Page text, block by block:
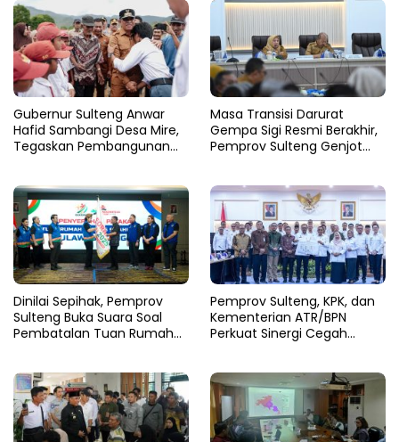
Gubernur Sulteng Anwar
Hafid Sambangi Desa Mire,
Tegaskan Pembangunan
Masa Transisi Darurat
Gempa Sigi Resmi Berakhir,
Pemprov Sulteng Genjot
Dinilai Sepihak, Pemprov
Sulteng Buka Suara Soal
Pembatalan Tuan Rumah
Pemprov Sulteng, KPK, dan
Kementerian ATR/BPN
Perkuat Sinergi Cegah